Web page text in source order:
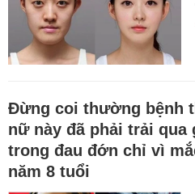
Đừng coi thường bệnh
nữ này đã phải trải qua
trong đau đớn chỉ vì
năm 8 tuổi